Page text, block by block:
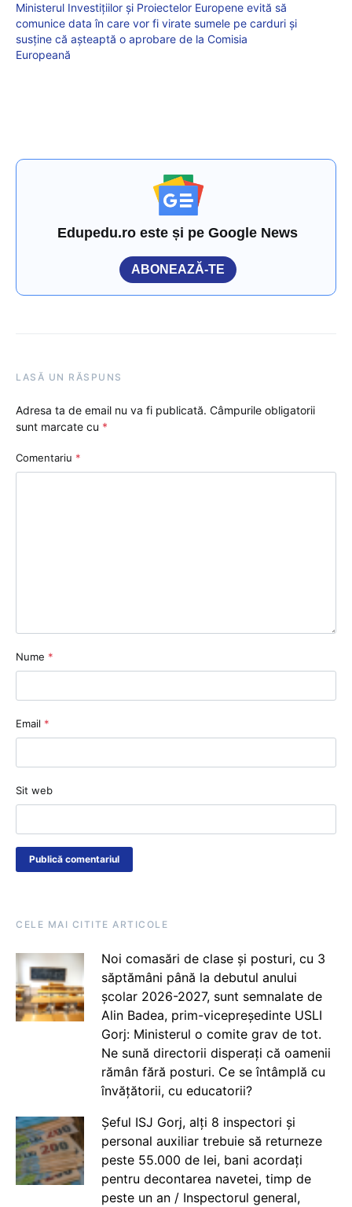
Ministerul Investițiilor și Proiectelor Europene evită să
comunice data în care vor fi virate sumele pe carduri și
susține că așteaptă o aprobare de la Comisia
Europeană
Edupedu.ro este și pe Google News
ABONEAZĂ-TE
LASĂ UN RĂSPUNS
Adresa ta de email nu va fi publicată. Câmpurile obligatorii
sunt marcate cu *
Comentariu *
Nume *
Email *
Sit web
CELE MAI CITITE ARTICOLE
Noi comasări de clase și posturi, cu 3
săptămâni până la debutul anului
școlar 2026-2027, sunt semnalate de
Alin Badea, prim-vicepreședinte USLI
Gorj: Ministerul o comite grav de tot.
Ne sună directorii disperați că oamenii
rămân fără posturi. Ce se întâmplă cu
învățătorii, cu educatorii?
Șeful ISJ Gorj, alți 8 inspectori și
personal auxiliar trebuie să returneze
peste 55.000 de lei, bani acordați
pentru decontarea navetei, timp de
peste un an / Inspectorul general,